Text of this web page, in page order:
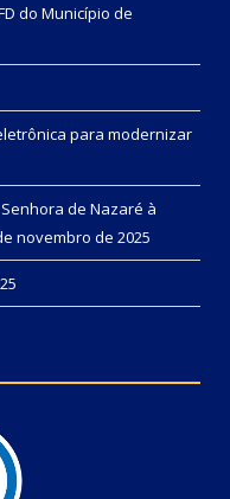
do Município de
para modernizar
de Nazaré à
novembro de 2025